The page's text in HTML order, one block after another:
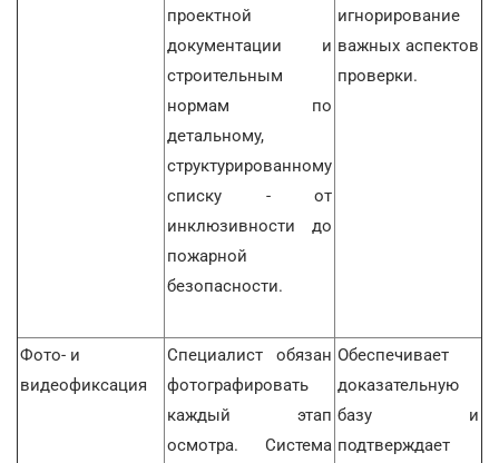
проектной
документации и
строительным
нормам по
детальному,
структурированному
списку - от
инклюзивности до
пожарной
безопасности.
игнорирование
важных аспектов
проверки.
Фото- и
видеофиксация
Специалист обязан
фотографировать
каждый этап
осмотра. Система
Обеспечивает
доказательную
базу и
подтверждает